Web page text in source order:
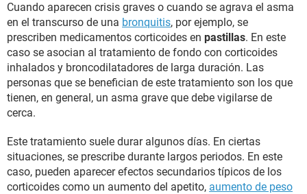
Cuando aparecen crisis graves o cuando se agrava el asma
en el transcurso de una bronquitis, por ejemplo, se
prescriben medicamentos corticoides en pastillas. En este
caso se asocian al tratamiento de fondo con corticoides
inhalados y broncodilatadores de larga duración. Las
personas que se benefician de este tratamiento son los que
tienen, en general, un asma grave que debe vigilarse de
cerca.
Este tratamiento suele durar algunos días. En ciertas
situaciones, se prescribe durante largos periodos. En este
caso, pueden aparecer efectos secundarios típicos de los
corticoides como un aumento del apetito, aumento de peso